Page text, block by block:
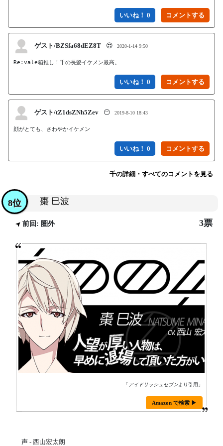
いいね！ 0
ゲスト/BZSfa68dEZ8T 😍 2020-1-14 9:50
Re:vale箱推し！千の長髪イケメン最高。
いいね！ 0
ゲスト/tZ1dsZNh5Zev 😶 2019-8-10 18:43
顔がとても、さわやかイケメン
いいね！ 0
千の詳細・すべてのコメントを見る
棗 巳波
8位
前回: 圏外 3票
「 アイドリッシュセブンより引用」
Amazon で検索 ▶
声 - 西山宏太朗